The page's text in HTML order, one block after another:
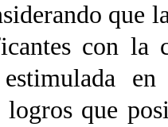
que
con la
estimulada
logros que